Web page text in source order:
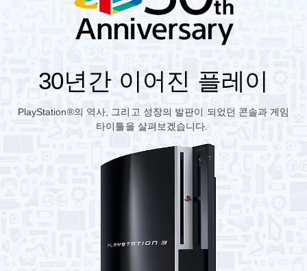
30년간 이어진 플레이
PlayStation®의 역사, 그리고 성장의 발판이 되었던 콘솔과 게임
타이틀을 살펴보겠습니다.